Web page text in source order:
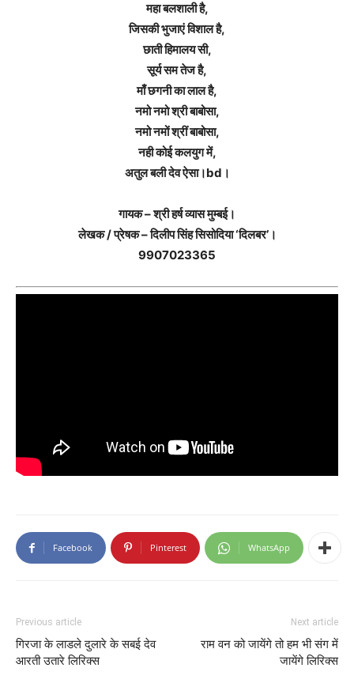
महा बलशाली है,
जिसकी भुजाएं विशाल है,
छाती हिमालय सी,
सूर्य सम तेज है,
माँ छगनी का लाल है,
नमो नमो श्री बाबोसा,
नमो नमों श्रीं बाबोसा,
नही कोई कलयुग में,
अतुल बली देव ऐसा।bd।
गायक – श्री हर्ष व्यास मुम्बई।
लेखक / प्रेषक – दिलीप सिंह सिसोदिया ‘दिलबर’।
9907023365
Facebook Pinterest WhatsApp
Previous article
गिरजा के लाडले दुलारे के सबई देव
आरती उतारे लिरिक्स
Next article
राम वन को जायेंगे तो हम भी संग में
जायेंगे लिरिक्स